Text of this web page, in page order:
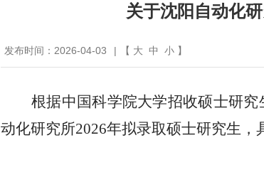
关于沈阳自动化
发布时间：2026-04-03 | 【 大 中 小 】
根据中国科学院大学招收硕士研究
动化研究所2026年拟录取硕士研究生，